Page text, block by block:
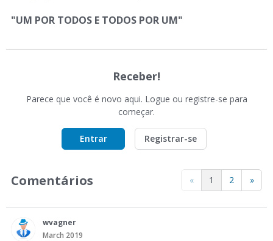
"UM POR TODOS E TODOS POR UM"
Receber!
Parece que você é novo aqui. Logue ou registre-se para
começar.
Entrar Registrar-se
« 1 2 »
Comentários
wvagner
March 2019